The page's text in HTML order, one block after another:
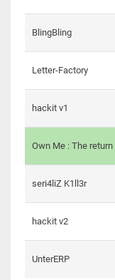
BlingBling
Letter-Factory
hackit v1
Own Me : The return
seri4liZ K1ll3r
hackit v2
UnterERP